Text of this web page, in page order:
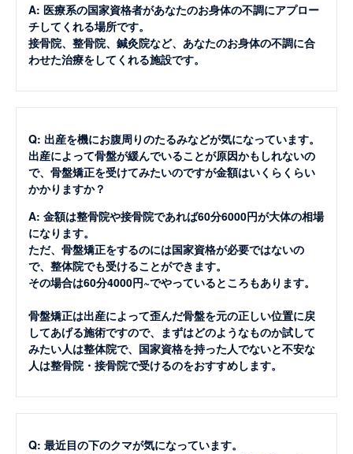
A: 医療系の国家資格者があなたのお身体の不調にアプロー
チしてくれる場所です。
接骨院、整骨院、鍼灸院など、あなたのお身体の不調に合
わせた治療をしてくれる施設です。
Q: 出産を機にお腹周りのたるみなどが気になっています。
出産によって骨盤が緩んでいることが原因かもしれないの
で、骨盤矯正を受けてみたいのですが金額はいくらくらい
かかりますか？
A: 金額は整骨院や接骨院であれば60分6000円が大体の相場
になります。
ただ、骨盤矯正をするのには国家資格が必要ではないの
で、整体院でも受けることができます。
その場合は60分4000円~でやっているところもあります。
骨盤矯正は出産によって歪んだ骨盤を元の正しい位置に戻
してあげる施術ですので、まずはどのようなものか試して
みたい人は整体院で、国家資格を持った人でないと不安な
人は整骨院・接骨院で受けるのをおすすめします。
Q: 最近目の下のクマが気になっています。